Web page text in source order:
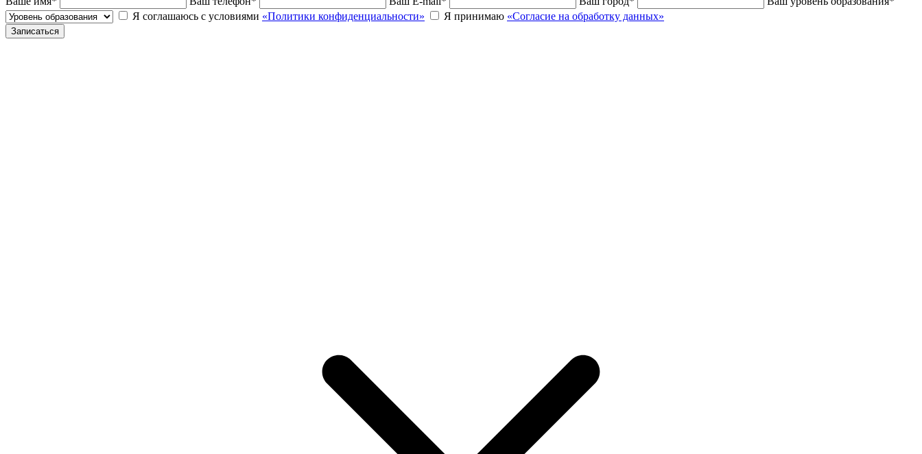
Я соглашаюсь с условиями «Политики конфиденциальности» Я принимаю «Согласие на обработку данных»